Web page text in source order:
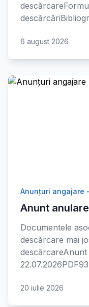
6 august 2026
Anunțuri angajare
Anunt
Documentele
descărcare mai
20 iulie 2026